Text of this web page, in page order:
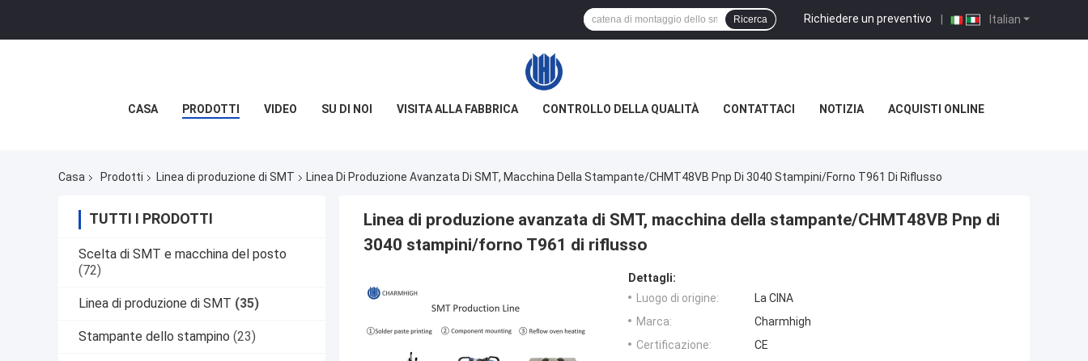
Italian
Richiedere un preventivo |
Ricerca
CASA PRODOTTI VIDEO SU DI NOI VISITA ALLA FABBRICA CONTROLLO DELLA QUALITÀ CONTATTACI NOTIZIA ACQUISTI ONLINE
Casa Prodotti Linea di produzione di SMT Linea Di Produzione Avanzata Di SMT, Macchina Della Stampante/CHMT48VB Pnp Di 3040 Stampini/forno T961 Di Riflusso
TUTTI I PRODOTTI
Scelta di SMT e macchina del posto
(72)
Linea di produzione di SMT (35)
Stampante dello stampino (23)
Linea di produzione avanzata di SMT, macchina della stampante/CHMT48VB Pnp di
3040 stampini/forno T961 di riflusso
Dettagli:
Luogo di origine:
La CINA
Marca:
Charmhigh
Certificazione:
CE